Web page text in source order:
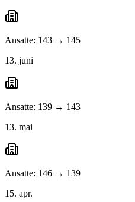
Ansatte: 143 → 145
13. juni
Ansatte: 139 → 143
13. mai
Ansatte: 146 → 139
15. apr.